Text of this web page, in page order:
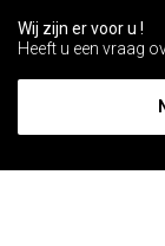
Wij zijn er voor u !
Heeft u een vraag